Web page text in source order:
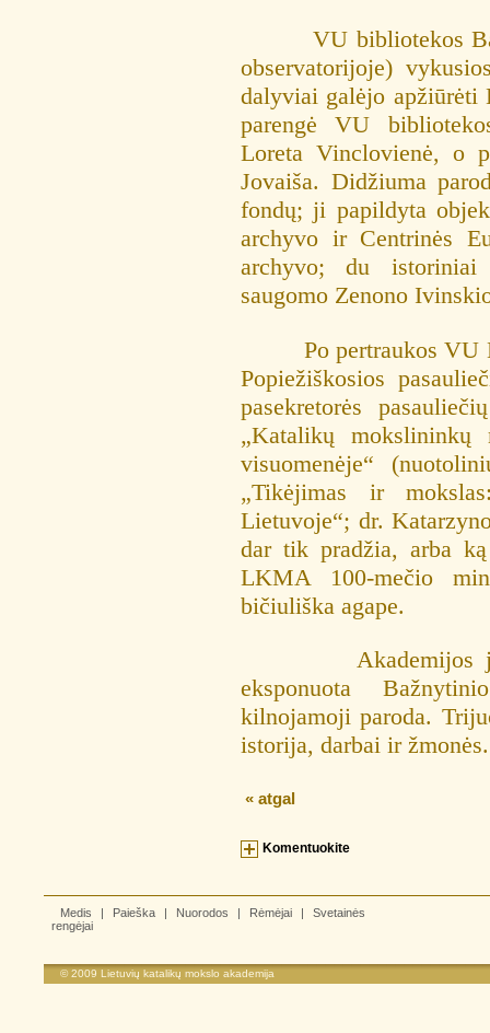
VU bibliotekos
observatorijoje)
dalyviai galėjo
parengė VU
Loreta Vinclovienė, o
Jovaiša. Didžiuma
fondų; ji papildyta
archyvo ir Centrinės
archyvo; du
saugomo Zenono
Po pertraukos VU
Popiežiškosios
pasekretorės
„Katalikų
visuomenėje“
„Tikėjimas ir
Lietuvoje“; dr.
dar tik pradžia, arba
LKMA 100-mečio
bičiuliška agape.
Akademijos
eksponuota
kilnojamoji paroda.
istorija, darbai ir žmonės.
« atgal
Komentuokite
Medis Paieška Nuorodos Rėmėjai
Svetainės
rengėjai
© 2009 Lietuvių katalikų mokslo akademija